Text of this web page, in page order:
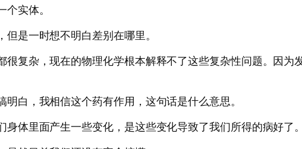
实体。
是一时想不明白差别在哪里。
复杂，现在的物理化学根本解释不了这些复杂性问题。因为
白，我相信这个药有作用，这句话是什么意思。
体里面产生一些变化，是这些变化导致了我们所得的病好了。